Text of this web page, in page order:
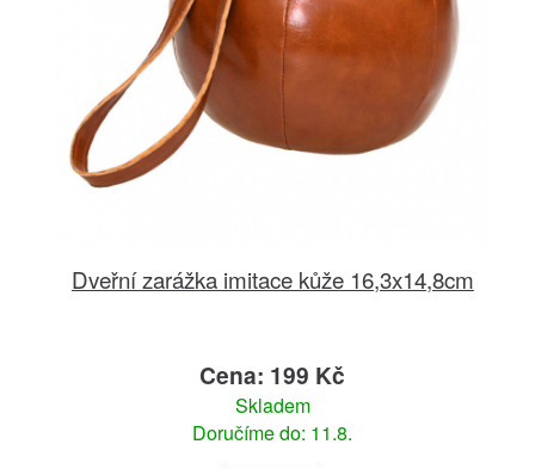
Dveřní zarážka imitace kůže 16,3x14,8cm
Cena: 199 Kč
Skladem
Doručíme do: 11.8.